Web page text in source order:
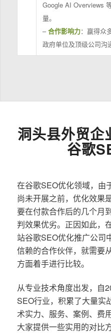
Google AI Overviews
量。
–合作影响力：赢得众
政府单位及顶级公司沟
洞头县外贸企
谷歌
在谷歌SEO优化领域，由
尚未开展之前，优化效果
要在付款合作后的几个月
判效果优劣。正因如此，
站谷歌SEO优化推广公司
信赖的合作伙伴，就需要
方面着手进行比较。
从专业技术角度出发，自
SEO行业，积累了大量实
术实力、服务、案例、费
大家提供一些实用的对比方